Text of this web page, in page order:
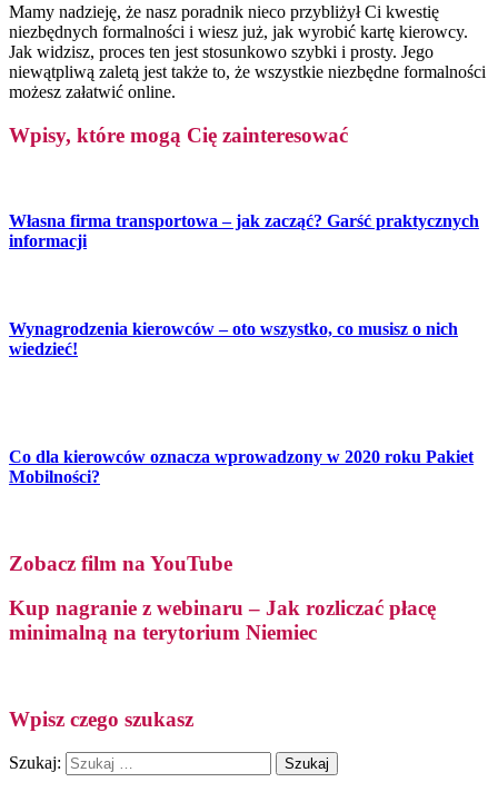
Mamy nadzieję, że nasz poradnik nieco przybliżył Ci kwestię
niezbędnych formalności i wiesz już, jak wyrobić kartę kierowcy.
Jak widzisz, proces ten jest stosunkowo szybki i prosty. Jego
niewątpliwą zaletą jest także to, że wszystkie niezbędne formalności
możesz załatwić online.
Wpisy, które mogą Cię zainteresować
Własna firma transportowa – jak zacząć? Garść praktycznych
informacji
Wynagrodzenia kierowców – oto wszystko, co musisz o nich
wiedzieć!
Co dla kierowców oznacza wprowadzony w 2020 roku Pakiet
Mobilności?
Zobacz film na YouTube
Kup nagranie z webinaru – Jak rozliczać płacę
minimalną na terytorium Niemiec
Wpisz czego szukasz
Szukaj: